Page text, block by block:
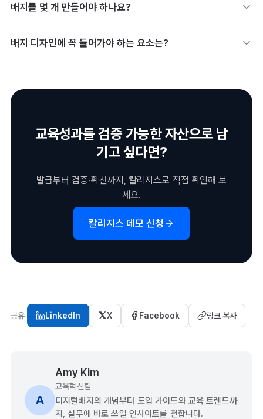
배지를 몇 개 만들어야 하나요?
으면 학습자가 가치를 느끼기 어렵고 운영 부담도 커집니다. 핵심
프로그램 수료 인증부터 시작해 효과를 확인한 뒤 역량별·단계별
배지 디자인에 꼭 들어가야 하는 요소는?
이터를 필수로 요구합니다. 받는 사람과 검증하는 사람 모두 한눈
교육성과를 검증 가능한 자산으로 남
기고 싶다면?
발급부터 검증·확산까지, 칼리지스로 직접 확인해 보
세요.
칼리지스 데모 신청
공유 LinkedIn X Facebook 링크 복사
A
Amy Kim
교육혁신팀
디지털배지의 개념부터 도입 가이드와 교육 트렌드까
지, 실무에 바로 쓰일 인사이트를 전합니다.